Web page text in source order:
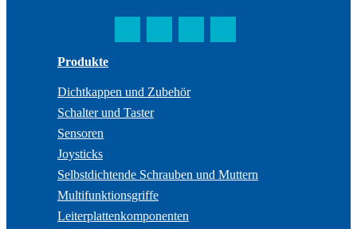
Produkte
Dichtkappen und Zubehör
Schalter und Taster
Sensoren
Joysticks
Selbstdichtende Schrauben und Muttern
Multifunktionsgriffe
Leiterplattenkomponenten